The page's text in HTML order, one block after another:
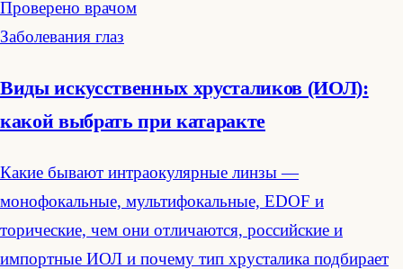
Проверено врачом
Заболевания глаз
Виды искусственных хрусталиков (ИОЛ):
какой выбрать при катаракте
Какие бывают интраокулярные линзы —
монофокальные, мультифокальные, EDOF и
торические, чем они отличаются, российские и
импортные ИОЛ и почему тип хрусталика подбирает